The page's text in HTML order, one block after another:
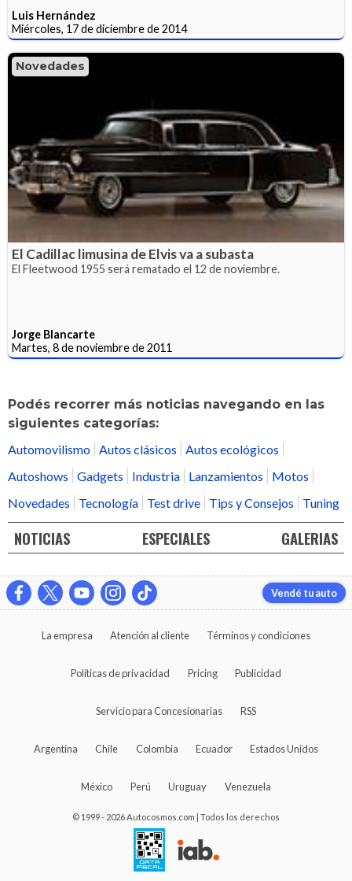
Luis Hernández
Miércoles, 17 de diciembre de 2014
Novedades
El Cadillac limusina de Elvis va a subasta
El Fleetwood 1955 será rematado el 12 de noviembre.
Jorge Blancarte
Martes, 8 de noviembre de 2011
Podés recorrer más noticias navegando en las
siguientes categorías:
Automovilismo Autos clásicos
Autos ecológicos
Autoshows
Gadgets Industria Lanzamientos
Motos
Novedades
Tecnología Test drive Tips y Consejos Tuning
NOTICIAS ESPECIALES GALERIAS
Vendé tu auto
La empresa Atención al cliente Términos y condiciones
Políticas de privacidad Pricing Publicidad
Servicio para Concesionarias RSS
Argentina Chile Colombia Ecuador Estados Unidos
México Perú Uruguay Venezuela
© 1999 - 2026 Autocosmos.com | Todos los derechos